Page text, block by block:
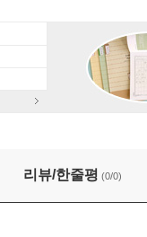
리뷰/한줄평 (0/0)